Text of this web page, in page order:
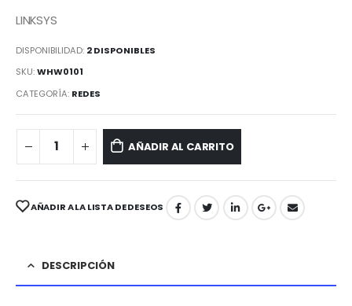
LINKSYS
DISPONIBILIDAD: 2 DISPONIBLES
SKU:WHW0101
CATEGORÍA: REDES
AÑADIR AL CARRITO
AÑADIR A LA LISTA DE DESEOS
DESCRIPCIÓN